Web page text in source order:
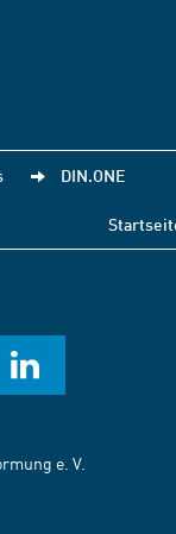
DIN.ONE
e. V.